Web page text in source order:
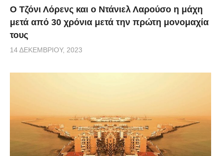
Ο Τζόνι Λόρενς και ο Ντάνιελ Λαρούσο η μάχη
μετά από 30 χρόνια μετά την πρώτη μονομαχία
τους
14 ΔΕΚΕΜΒΡΊΟΥ, 2023